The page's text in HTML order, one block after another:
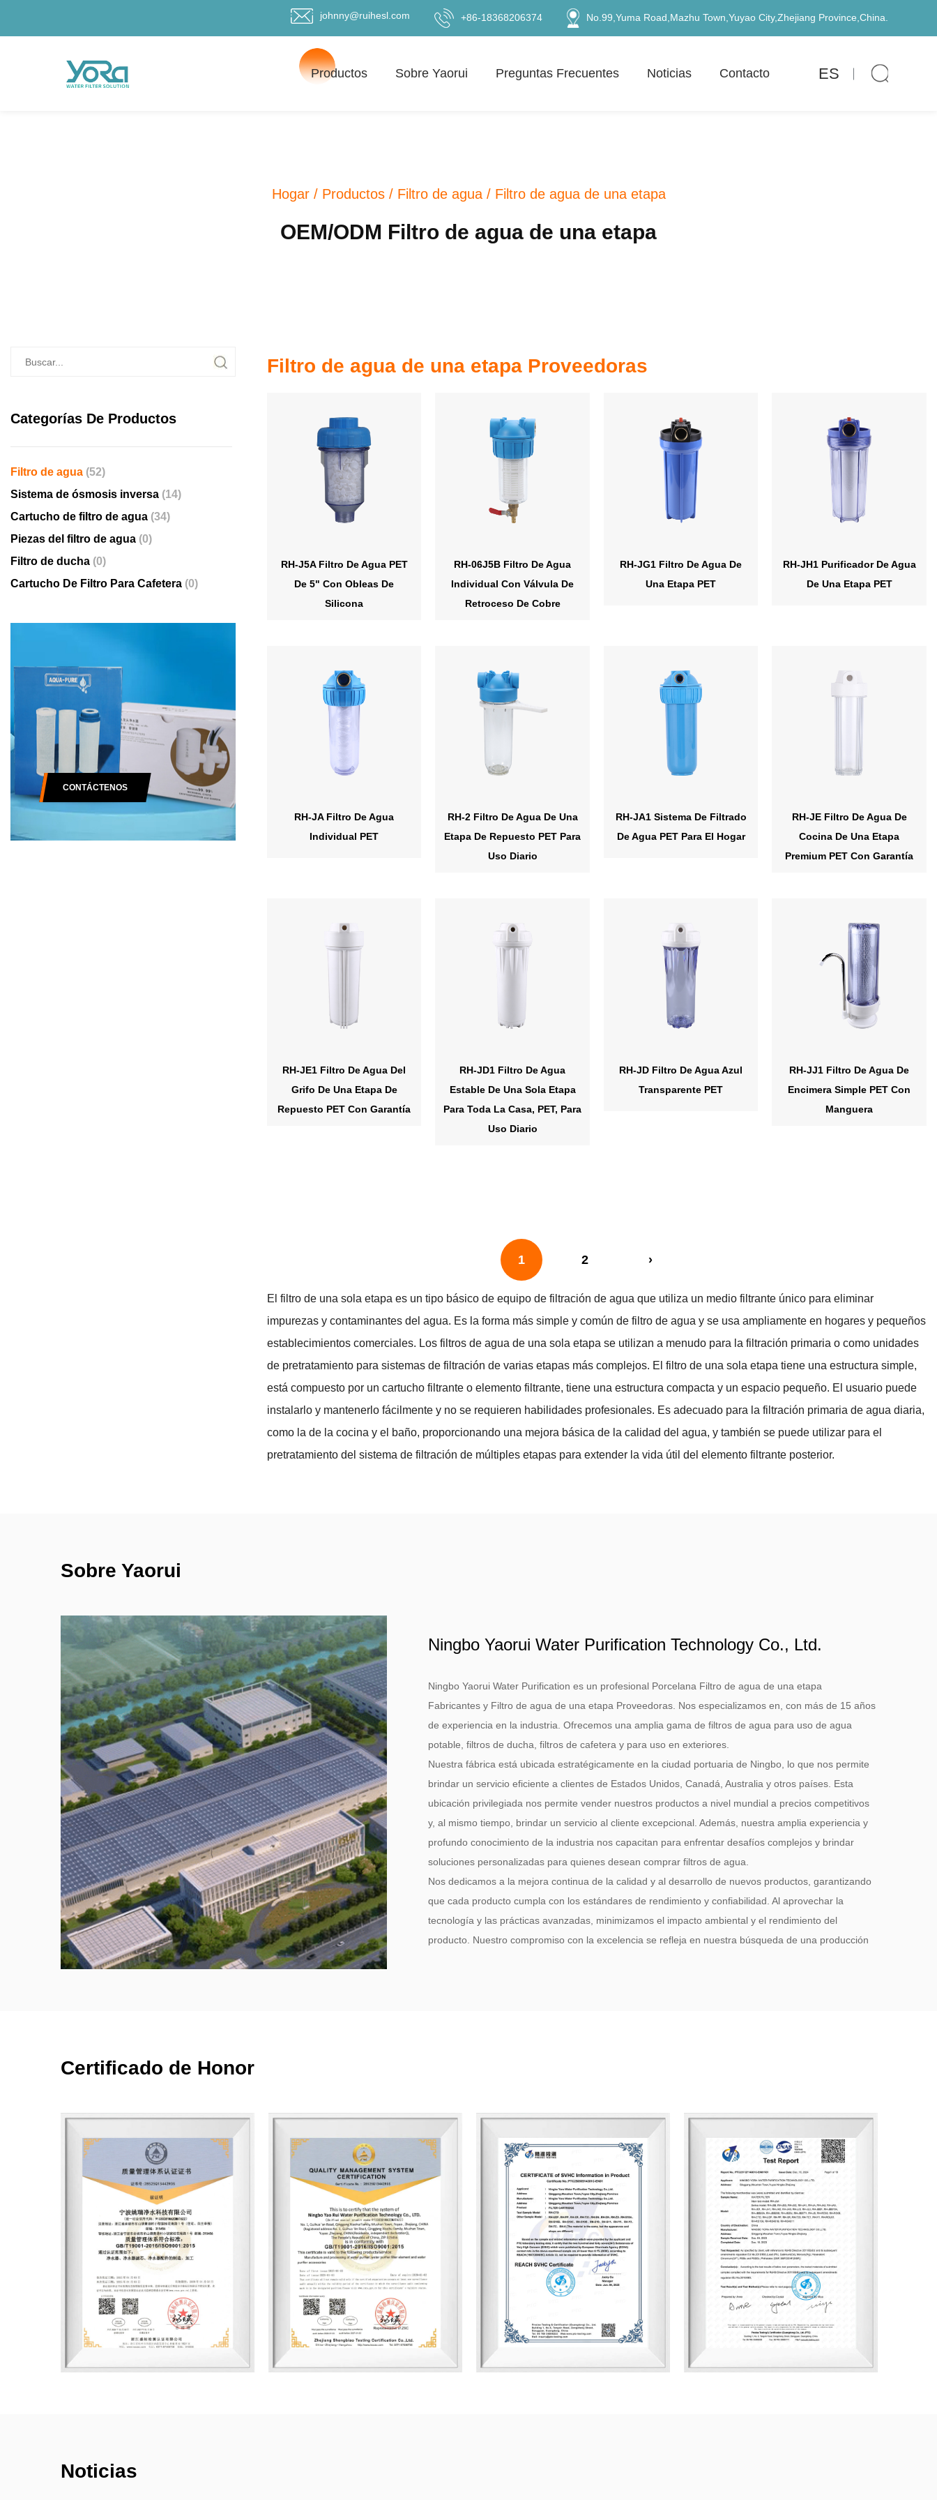
johnny@ruihesl.com +86-18368206374 No.99,Yuma Road,Mazhu Town,Yuyao City,Zhejiang Province,China.
Productos Sobre Yaorui Preguntas Frecuentes Noticias Contacto ES
Hogar/ Productos/ Filtro de agua/ Filtro de agua de una etapa
OEM/ODM Filtro de agua de una etapa
Categorías De Productos
Filtro de agua (52)
Sistema de ósmosis inversa (14)
Cartucho de filtro de agua (34)
Piezas del filtro de agua (0)
Filtro de ducha (0)
Cartucho De Filtro Para Cafetera (0)
CONTÁCTENOS
Filtro de agua de una etapa Proveedoras
RH-J5A Filtro De Agua PET
De 5" Con Obleas De
Silicona
RH-06J5B Filtro De Agua
Individual Con Válvula De
Retroceso De Cobre
RH-JG1 Filtro De Agua De
Una Etapa PET
RH-JH1 Purificador De Agua
De Una Etapa PET
RH-JA Filtro De Agua
Individual PET
RH-2 Filtro De Agua De Una
Etapa De Repuesto PET Para
Uso Diario
RH-JA1 Sistema De Filtrado
De Agua PET Para El Hogar
RH-JE Filtro De Agua De
Cocina De Una Etapa
Premium PET Con Garantía
RH-JE1 Filtro De Agua Del
Grifo De Una Etapa De
Repuesto PET Con Garantía
RH-JD1 Filtro De Agua
Estable De Una Sola Etapa
Para Toda La Casa, PET, Para
Uso Diario
RH-JD Filtro De Agua Azul
Transparente PET
RH-JJ1 Filtro De Agua De
Encimera Simple PET Con
Manguera
1 2 ›
El filtro de una sola etapa es un tipo básico de equipo de filtración de agua que utiliza un medio filtrante único para eliminar
impurezas y contaminantes del agua. Es la forma más simple y común de filtro de agua y se usa ampliamente en hogares y pequeños
establecimientos comerciales. Los filtros de agua de una sola etapa se utilizan a menudo para la filtración primaria o como unidades
de pretratamiento para sistemas de filtración de varias etapas más complejos. El filtro de una sola etapa tiene una estructura simple,
está compuesto por un cartucho filtrante o elemento filtrante, tiene una estructura compacta y un espacio pequeño. El usuario puede
instalarlo y mantenerlo fácilmente y no se requieren habilidades profesionales. Es adecuado para la filtración primaria de agua diaria,
como la de la cocina y el baño, proporcionando una mejora básica de la calidad del agua, y también se puede utilizar para el
pretratamiento del sistema de filtración de múltiples etapas para extender la vida útil del elemento filtrante posterior.
Sobre Yaorui
Ningbo Yaorui Water Purification Technology Co., Ltd.
Ningbo Yaorui Water Purification es un profesional Porcelana Filtro de agua de una etapa
Fabricantesy Filtro de agua de una etapa Proveedoras. Nos especializamos en, con más de 15 años
de experiencia en la industria. Ofrecemos una amplia gama de filtros de agua para uso de agua
potable, filtros de ducha, filtros de cafetera y para uso en exteriores.
Nuestra fábrica está ubicada estratégicamente en la ciudad portuaria de Ningbo, lo que nos permite
brindar un servicio eficiente a clientes de Estados Unidos, Canadá, Australia y otros países. Esta
ubicación privilegiada nos permite vender nuestros productos a nivel mundial a precios competitivos
y, al mismo tiempo, brindar un servicio al cliente excepcional. Además, nuestra amplia experiencia y
profundo conocimiento de la industria nos capacitan para enfrentar desafíos complejos y brindar
soluciones personalizadas para quienes desean comprar filtros de agua.
Nos dedicamos a la mejora continua de la calidad y al desarrollo de nuevos productos, garantizando
que cada producto cumpla con los estándares de rendimiento y confiabilidad. Al aprovechar la
tecnología y las prácticas avanzadas, minimizamos el impacto ambiental y el rendimiento del
producto. Nuestro compromiso con la excelencia se refleja en nuestra búsqueda de una producción
Certificado de Honor
Noticias